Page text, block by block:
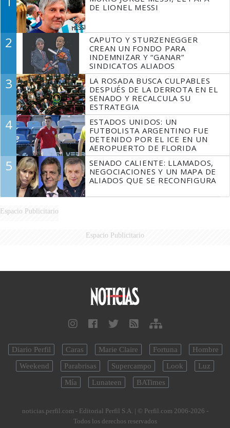
DE LIONEL MESSI
2
CAPUTO Y STURZENEGGER
CREAN UN FONDO PARA
INDEMNIZAR Y “GANAR”
SINDICATOS ALIADOS
3
LA ROSADA BUSCA CULPABLES
DESPUÉS DE LA DERROTA EN EL
SENADO Y RECALCULA SU
ESTRATEGIA
4
ESTADOS UNIDOS: UN
FUTBOLISTA ARGENTINO FUE
DETENIDO POR EL ICE EN UN
AEROPUERTO DE FLORIDA
5
SENADO CALIENTE: LLAMADOS,
NEGOCIACIONES Y UN MAPA DE
ALIADOS QUE SE RECONFIGURA
Espacio Publicitario
Espacio Publicitario
Diario Perfil Caras Marie Claire Fortuna
Hombre
Weekend
Parabrisas Supercampo Look
Luz
Mía
Lunateen BATimes
noticias.perfil.com - Editorial Perfil S.A. | © Perfil.com 2006-2026 -
Todos los derechos reservados